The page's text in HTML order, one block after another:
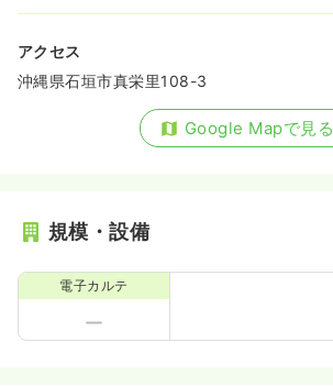
アクセス
沖縄県石垣市真栄里108-3
Google Mapで見る
規模・設備
電子カルテ